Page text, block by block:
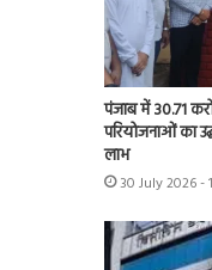
पंजाब में 30.71
परियोजनाओं का
लाभ
30 July 2026 -